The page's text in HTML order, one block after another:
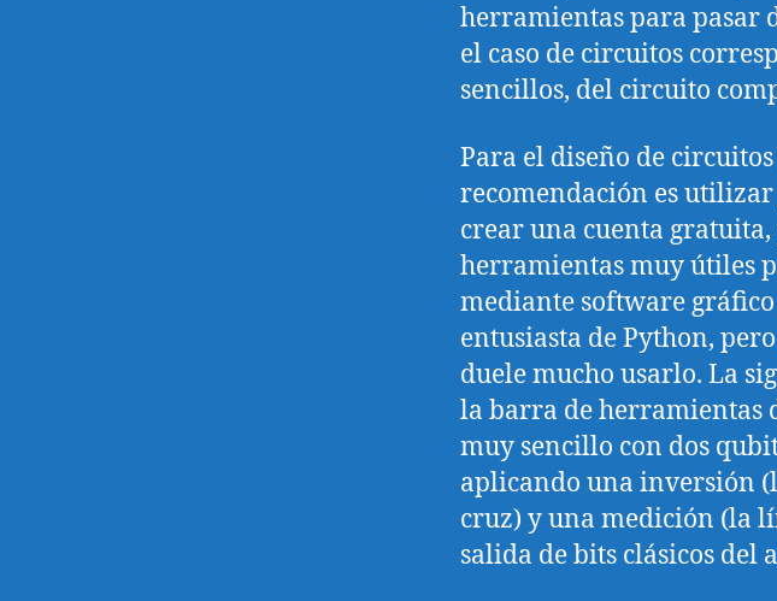
herramientas para pasar
el caso de circuitos
sencillos, del circuito
Para el diseño de
recomendación es utilizar
crear una cuenta gratuita,
herramientas muy útiles
mediante software
entusiasta de Python,
duele mucho usarlo. La
la barra de herramientas
muy sencillo con dos
aplicando una inversión
cruz) y una medición (la
salida de bits clásicos del